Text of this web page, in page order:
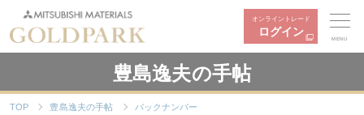
オンライントレード
ログイン
MENU
豊島逸夫の手帖
TOP 豊島逸夫の手帖
バックナンバー